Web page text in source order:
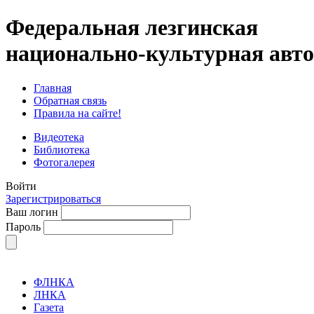
Федеральная лезгинская
национально-культурная
Главная
Обратная связь
Правила на сайте!
Видеотека
Библиотека
Фотогалерея
Войти
Зарегистрироваться
Ваш логин
Пароль
ФЛНКА
ЛНКА
Газета